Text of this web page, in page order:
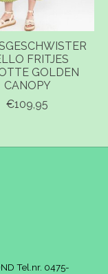
FRITJES
GOLDEN
CANOPY
€109,95
Tel.nr. 0475-